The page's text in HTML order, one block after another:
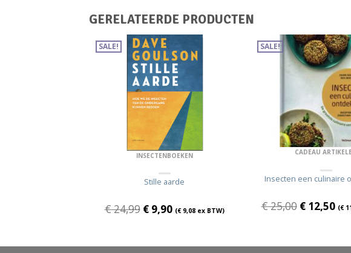
GERELATEERDE PRODUCTEN
SALE!
INSECTENBOEKEN
Stille aarde
€24,99 €9,90 (€9,08ex BTW)
SALE!
CADEAU
Insecten een culinaire
€25,00 €12,50 (€